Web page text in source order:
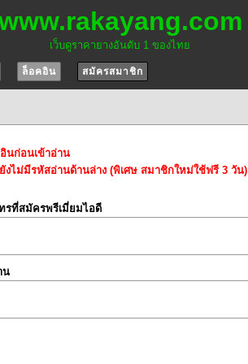
เว็บดูราคายางอันดับ 1 ของไทย
ล็อคอิน สมัครสมาชิก
นก่อนเข้าอ่าน
งไม่มีรหัสอ่านด้านล่าง (พิเศษ สมาชิกใหม่ใช้ฟรี 3 วัน)
ทรที่สมัครพรีเมี่ยมไอดี
น